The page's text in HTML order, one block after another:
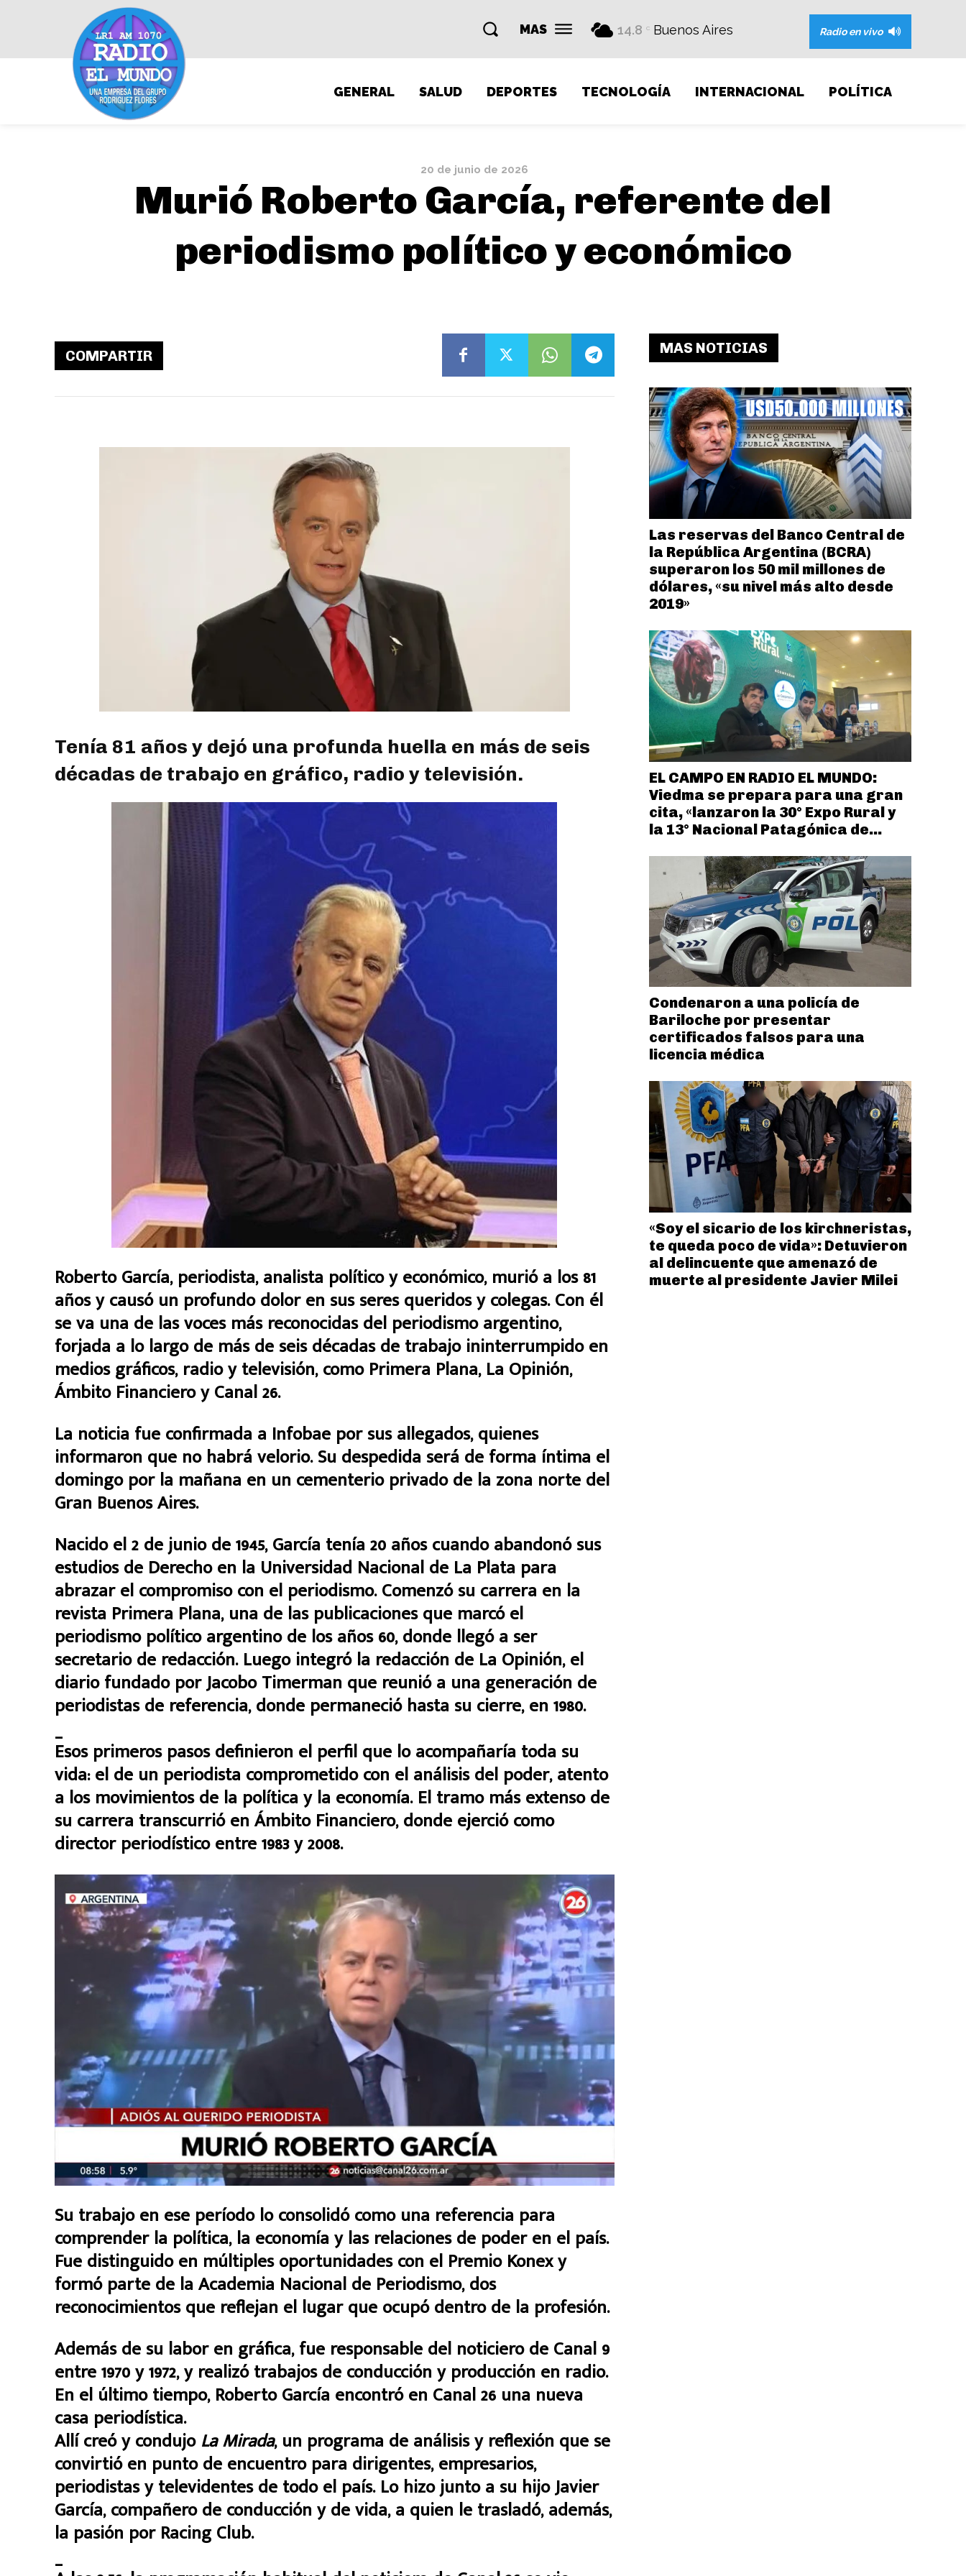
MAS 14.8 C Buenos Aires Radio en vivo
GENERAL SALUD DEPORTES TECNOLOGÍA INTERNACIONAL POLÍTICA
20 de junio de 2026
Murió Roberto García, referente del
periodismo político y económico
COMPARTIR
Tenía 81 años y dejó una profunda huella en más de seis
décadas de trabajo en gráfico, radio y televisión.
Roberto García, periodista, analista político y económico, murió a los 81
años y causó un profundo dolor en sus seres queridos y colegas. Con él
se va una de las voces más reconocidas del periodismo argentino,
forjada a lo largo de más de seis décadas de trabajo ininterrumpido en
medios gráficos, radio y televisión, como Primera Plana, La Opinión,
Ámbito Financiero y Canal 26.
La noticia fue confirmada a Infobae por sus allegados, quienes
informaron que no habrá velorio. Su despedida será de forma íntima el
domingo por la mañana en un cementerio privado de la zona norte del
Gran Buenos Aires.
Nacido el 2 de junio de 1945, García tenía 20 años cuando abandonó sus
estudios de Derecho en la Universidad Nacional de La Plata para
abrazar el compromiso con el periodismo. Comenzó su carrera en la
revista Primera Plana, una de las publicaciones que marcó el
periodismo político argentino de los años 60, donde llegó a ser
secretario de redacción. Luego integró la redacción de La Opinión, el
diario fundado por Jacobo Timerman que reunió a una generación de
periodistas de referencia, donde permaneció hasta su cierre, en 1980.
_
Esos primeros pasos definieron el perfil que lo acompañaría toda su
vida: el de un periodista comprometido con el análisis del poder, atento
a los movimientos de la política y la economía. El tramo más extenso de
su carrera transcurrió en Ámbito Financiero, donde ejerció como
director periodístico entre 1983 y 2008.
Su trabajo en ese período lo consolidó como una referencia para
comprender la política, la economía y las relaciones de poder en el país.
Fue distinguido en múltiples oportunidades con el Premio Konex y
formó parte de la Academia Nacional de Periodismo, dos
reconocimientos que reflejan el lugar que ocupó dentro de la profesión.
Además de su labor en gráfica, fue responsable del noticiero de Canal 9
entre 1970 y 1972, y realizó trabajos de conducción y producción en radio.
En el último tiempo, Roberto García encontró en Canal 26 una nueva
casa periodística.
Allí creó y condujoLa Mirada, un programa de análisis y reflexión que se
convirtió en punto de encuentro para dirigentes, empresarios,
periodistas y televidentes de todo el país. Lo hizo junto a su hijo Javier
García, compañero de conducción y de vida, a quien le trasladó, además,
la pasión por Racing Club.
_
MAS NOTICIAS
Las reservas del Banco Central de
la República Argentina (BCRA)
superaron los 50 mil millones de
dólares, «su nivel más alto desde
2019»
EL CAMPO EN RADIO EL MUNDO:
Viedma se prepara para una gran
cita, «lanzaron la 30° Expo Rural y
la 13° Nacional Patagónica de...
Condenaron a una policía de
Bariloche por presentar
certificados falsos para una
licencia médica
«Soy el sicario de los kirchneristas,
te queda poco de vida»: Detuvieron
al delincuente que amenazó de
muerte al presidente Javier Milei